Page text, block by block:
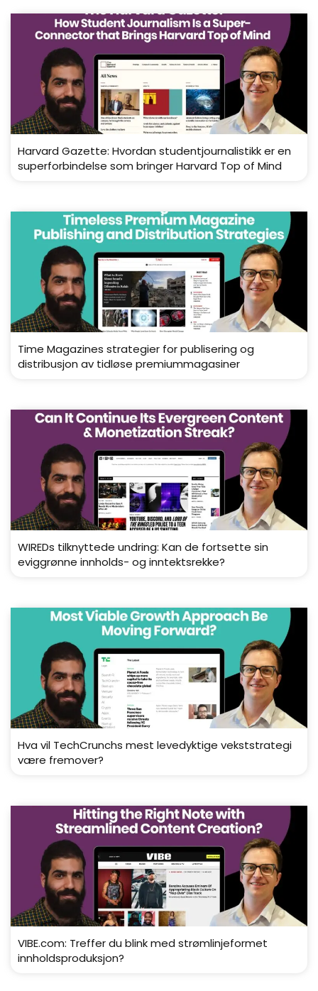
Harvard Gazette: Hvordan studentjournalistikk er en
superforbindelse som bringer Harvard Top of Mind
Time Magazines strategier for publisering og
distribusjon av tidløse premiummagasiner
WIREDs tilknyttede undring: Kan de fortsette sin
eviggrønne innholds- og inntektsrekke?
Hva vil TechCrunchs mest levedyktige vekststrategi
være fremover?
VIBE.com: Treffer du blink med strømlinjeformet
innholdsproduksjon?